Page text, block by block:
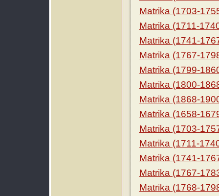
Matrika (1703-
Matrika (1711-
Matrika (1741-
Matrika (1767-
Matrika (1799-
Matrika (1800-
Matrika (1868-
Matrika (1658-
Matrika (1703-
Matrika (1711-
Matrika (1741-
Matrika (1767-
Matrika (1768-